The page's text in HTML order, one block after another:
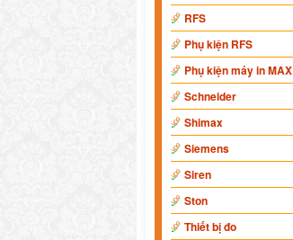
RFS
Phụ kiện RFS
Phụ kiện máy in MAX
Schneider
Shimax
Siemens
Siren
Ston
Thiết bị đo